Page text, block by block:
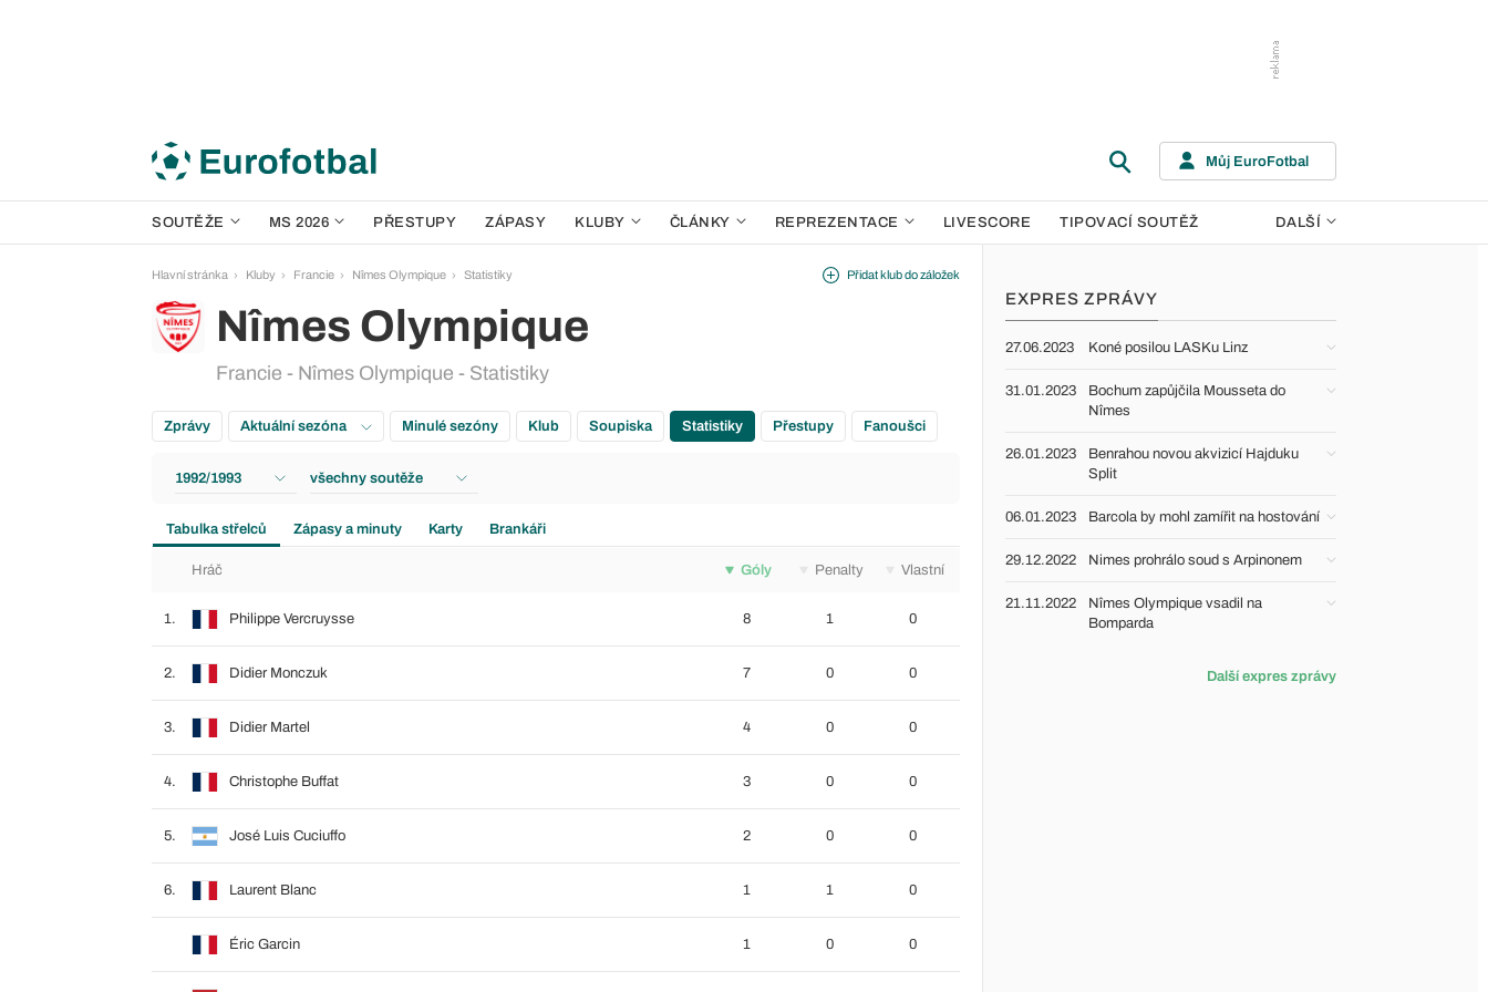
Můj EuroFotbal
SOUTĚŽE MS 2026 PŘESTUPY ZÁPASY KLUBY ČLÁNKY REPREZENTACE LIVESCORE TIPOVACÍ SOUTĚŽ DALŠÍ
Hlavní stránka Kluby Francie Nîmes Olympique Statistiky
Nîmes Olympique
Francie - Nîmes Olympique - Statistiky
Přidat klub do záložek
Zprávy Aktuální sezóna Minulé sezóny Klub Soupiska Statistiky Přestupy Fanoušci
1992/1993 všechny soutěže
Tabulka střelců Zápasy a minuty Karty Brankáři
Hráč Góly Penalty Vlastní
1. Philippe Vercruysse 8 1 0
2. Didier Monczuk 7 0 0
3. Didier Martel 4 0 0
4. Christophe Buffat 3 0 0
5. José Luis Cuciuffo 2 0 0
6. Laurent Blanc 1 1 0
Éric Garcin 1 0 0
EXPRES ZPRÁVY
27.06.2023 Koné posilou LASKu Linz
31.01.2023
Bochum zapůjčila Mousseta do
Nîmes
26.01.2023
Benrahou novou akvizicí Hajduku
Split
06.01.2023 Barcola by mohl zamířit na hostování
29.12.2022 Nimes prohrálo soud s Arpinonem
21.11.2022
Nîmes Olympique vsadil na
Bomparda
Další expres zprávy